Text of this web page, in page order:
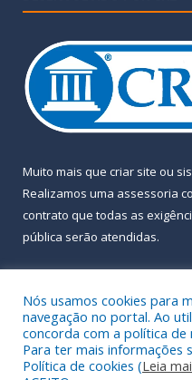
Muito mais que criar site ou
Realizamos uma assessoria
contrato que todas as
pública serão atendidas.
Todos os direitos reservados
Nós usamos cookies para
navegação no portal. Ao
concorda com a política
Para ter mais informações
Política de cookies (Leia